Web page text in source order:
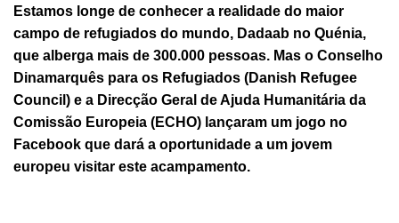
Estamos longe de conhecer a realidade do maior
campo de refugiados do mundo, Dadaab no Quénia,
que alberga mais de 300.000 pessoas. Mas o Conselho
Dinamarquês para os Refugiados (Danish Refugee
Council ) e a Direcção Geral de Ajuda Humanitária da
Comissão Europeia (ECHO) lançaram um jogo no
Facebook que dará a oportunidade a um jovem
europeu visitar este acampamento.